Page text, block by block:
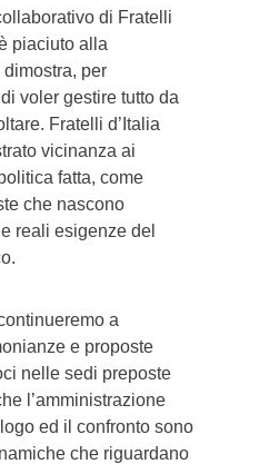
di Fratelli
piaciuto alla
per
voler gestire tutto da
Fratelli d’Italia
vicinanza ai
fatta, come
che nascono
reali esigenze del
a
e proposte
nelle sedi preposte
l’amministrazione
ed il confronto sono
che riguardano